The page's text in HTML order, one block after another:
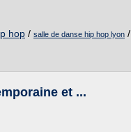
hop / salle de danse hip hop lyon /
et ...